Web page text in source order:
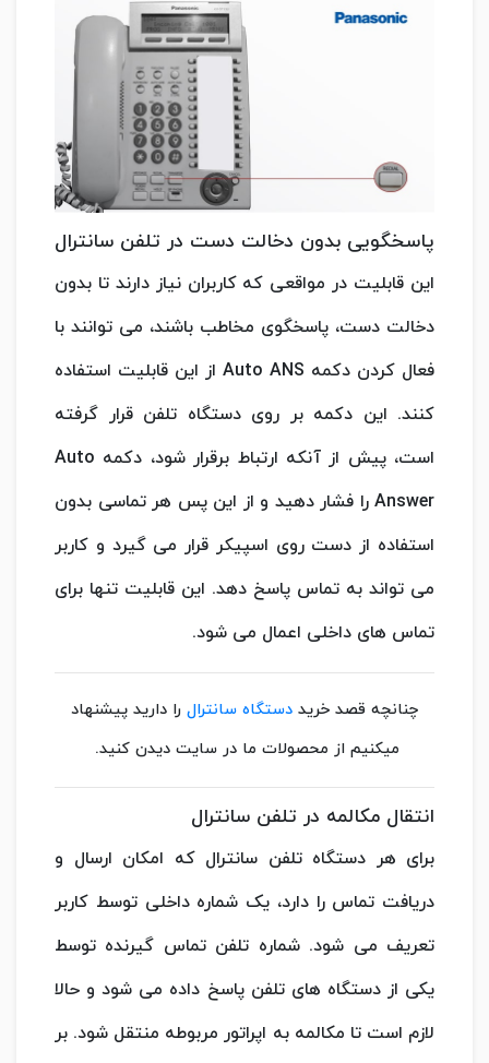
پاسخگویی بدون دخالت دست در تلفن سانترال
این قابلیت در مواقعی که کاربران نیاز دارند تا بدون
دخالت دست، پاسخگوی مخاطب باشند، می توانند با
فعال کردن دکمه Auto ANS از این قابلیت استفاده
کنند. این دکمه بر روی دستگاه تلفن قرار گرفته
است، پیش از آنکه ارتباط برقرار شود، دکمه Auto
Answer را فشار دهید و از این پس هر تماسی بدون
استفاده از دست روی اسپیکر قرار می گیرد و کاربر
می تواند به تماس پاسخ دهد. این قابلیت تنها برای
تماس های داخلی اعمال می شود.
چنانچه قصد خرید دستگاه سانترال را دارید پیشنهاد
میکنیم از محصولات ما در سایت دیدن کنید.
انتقال مکالمه در تلفن سانترال
برای هر دستگاه تلفن سانترال که امکان ارسال و
دریافت تماس را دارد، یک شماره داخلی توسط کاربر
تعریف می شود. شماره تلفن تماس گیرنده توسط
یکی از دستگاه های تلفن پاسخ داده می شود و حالا
لازم است تا مکالمه به اپراتور مربوطه منتقل شود. بر